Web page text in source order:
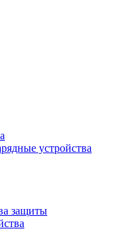
устройства
защиты